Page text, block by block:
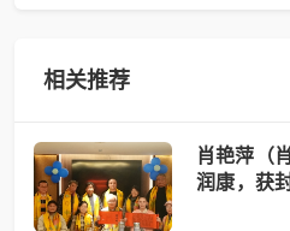
相关推荐
肖艳萍（
润康，获